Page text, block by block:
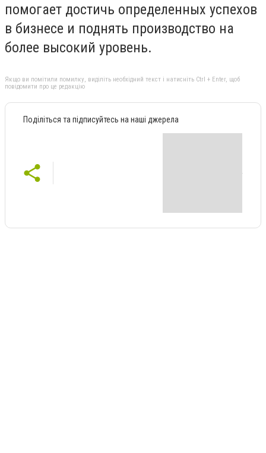
помогает достичь определенных успехов
в бизнесе и поднять производство на
более высокий уровень.
Якщо ви помітили помилку, виділіть необхідний текст і натисніть Ctrl + Enter, щоб
повідомити про це редакцію
Поділіться та підписуйтесь на наші джерела